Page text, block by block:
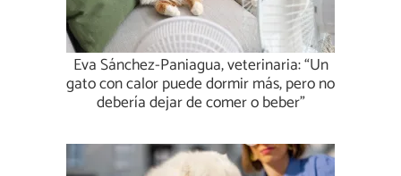
Eva Sánchez-Paniagua, veterinaria: “Un
gato con calor puede dormir más, pero no
debería dejar de comer o beber”